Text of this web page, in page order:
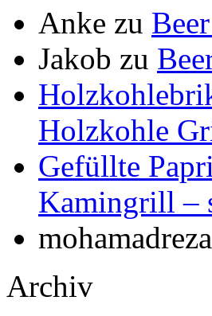
Anke zu
Jakob zu
Holzkohle
Gefüllte
Kamingrill –
Archiv